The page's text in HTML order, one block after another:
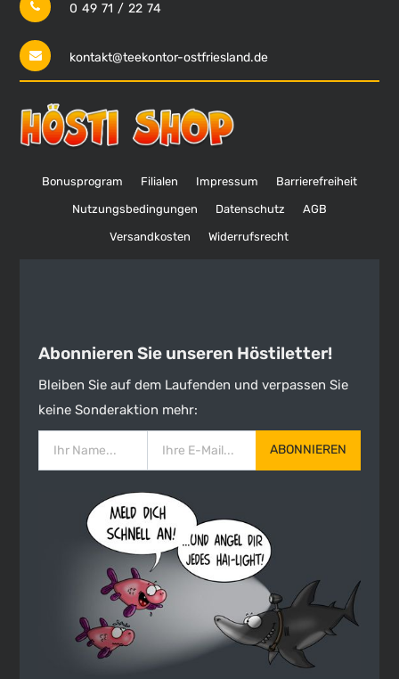
0 49 71 / 22 74
kontakt@teekontor-ostfriesland.de
Bonusprogram Filialen Impressum Barrierefreiheit
Nutzungsbedingungen Datenschutz AGB
Versandkosten Widerrufsrecht
Abonnieren Sie unseren Höstiletter!
Bleiben Sie auf dem Laufenden und verpassen Sie
keine Sonderaktion mehr:
ABONNIEREN